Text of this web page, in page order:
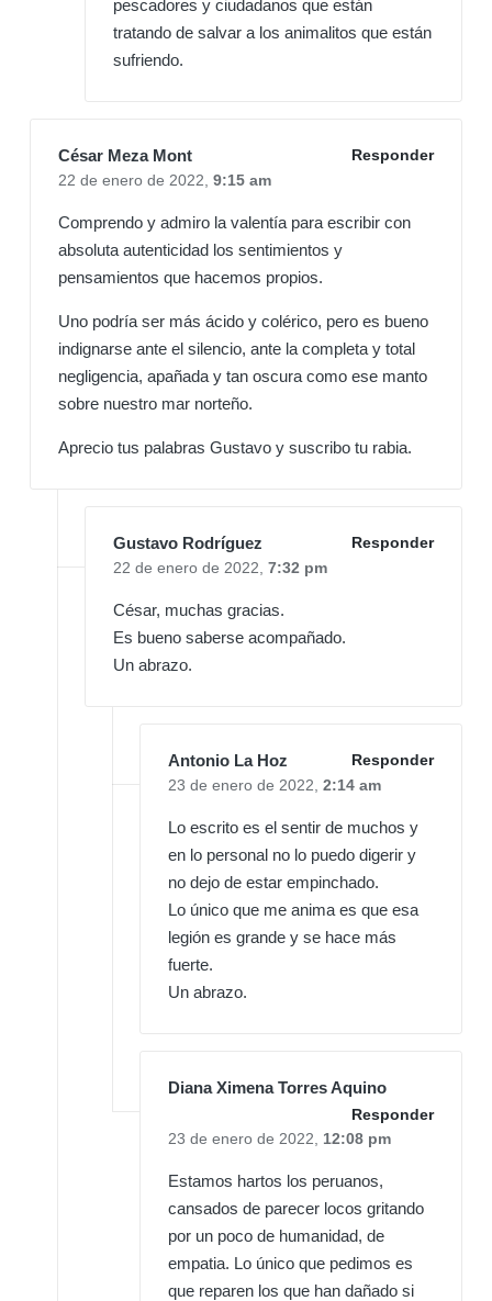
pescadores y ciudadanos que están
tratando de salvar a los animalitos que están
sufriendo.
César Meza Mont
Responder
22 de enero de 2022, 9:15 am
Comprendo y admiro la valentía para escribir con
absoluta autenticidad los sentimientos y
pensamientos que hacemos propios.
Uno podría ser más ácido y colérico, pero es bueno
indignarse ante el silencio, ante la completa y total
negligencia, apañada y tan oscura como ese manto
sobre nuestro mar norteño.
Aprecio tus palabras Gustavo y suscribo tu rabia.
Gustavo Rodríguez
Responder
22 de enero de 2022, 7:32 pm
César, muchas gracias.
Es bueno saberse acompañado.
Un abrazo.
Antonio La Hoz
Responder
23 de enero de 2022, 2:14 am
Lo escrito es el sentir de muchos y
en lo personal no lo puedo digerir y
no dejo de estar empinchado.
Lo único que me anima es que esa
legión es grande y se hace más
fuerte.
Un abrazo.
Diana Ximena Torres Aquino
Responder
23 de enero de 2022, 12:08 pm
Estamos hartos los peruanos,
cansados de parecer locos gritando
por un poco de humanidad, de
empatia. Lo único que pedimos es
que reparen los que han dañado si